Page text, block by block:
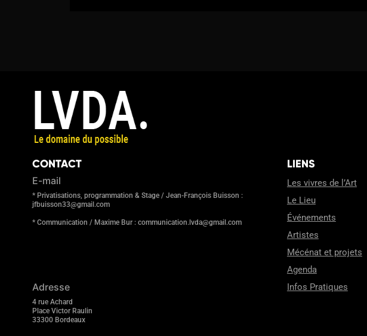
CONTACT
E-mail
* Privatisations, programmation & Stage / Jean-François Buisson :
jfbuisson33@gmail.com
* Communication / Maxime Bur : communication.lvda@gmail.com
Adresse
4 rue Achard
Place Victor Raulin
33300 Bordeaux
LIENS
Les vivres de l’Art
Le Lieu
Événements
Artistes
Mécénat et projets
Agenda
Infos Pratiques